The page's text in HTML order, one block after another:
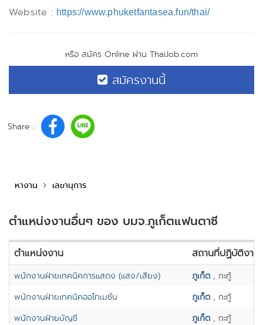
Website : https://www.phuketfantasea.fun/thai/
หรือ สมัคร Online ผ่าน ThaiJob.com
สมัครงานนี้
Share :
หางาน เลขานุการ
ตำแหน่งงานอื่นๆ ของ บมจ.ภูเก็ตแฟนตาซี
ตำแหน่งงาน สถานที่ปฏิบัติงาน
พนักงานฝ่ายเทคนิคการแสดง (แสง/เสียง) ภูเก็ต , กะทู้
พนักงานฝ่ายเทคนิคออโทเมชั่น
ภูเก็ต , กะทู้
พนักงานฝ่ายบัญชี
ภูเก็ต , กะทู้